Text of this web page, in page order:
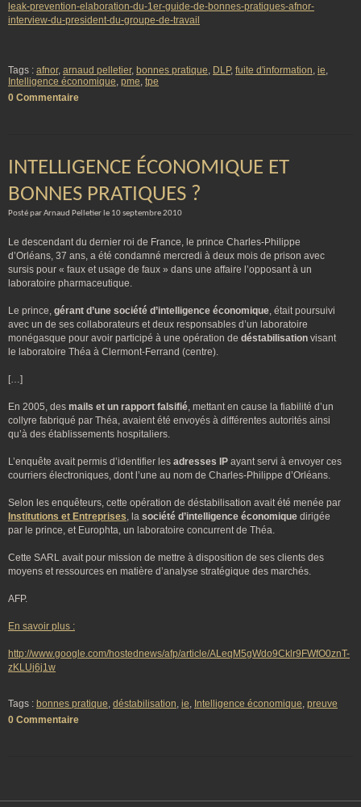
leak-prevention-elaboration-du-1er-guide-de-bonnes-pratiques-afnor-
interview-du-president-du-groupe-de-travail
Tags : afnor, arnaud pelletier, bonnes pratique, DLP, fuite d'information, ie,
Intelligence économique, pme, tpe
0 Commentaire
INTELLIGENCE ÉCONOMIQUE ET
BONNES PRATIQUES ?
Posté par Arnaud Pelletier le 10 septembre 2010
Le descendant du dernier roi de France, le prince Charles-Philippe
d’Orléans, 37 ans, a été condamné mercredi à deux mois de prison avec
sursis pour « faux et usage de faux » dans une affaire l’opposant à un
laboratoire pharmaceutique.
Le prince, gérant d’une société d’intelligence économique, était poursuivi
avec un de ses collaborateurs et deux responsables d’un laboratoire
monégasque pour avoir participé à une opération de déstabilisation visant
le laboratoire Théa à Clermont-Ferrand (centre).
[…]
En 2005, des mails et un rapport falsifié, mettant en cause la fiabilité d’un
collyre fabriqué par Théa, avaient été envoyés à différentes autorités ainsi
qu’à des établissements hospitaliers.
L’enquête avait permis d’identifier les adresses IP ayant servi à envoyer ces
courriers électroniques, dont l’une au nom de Charles-Philippe d’Orléans.
Selon les enquêteurs, cette opération de déstabilisation avait été menée par
Institutions et Entreprises, la société d’intelligence économique dirigée
par le prince, et Europhta, un laboratoire concurrent de Théa.
Cette SARL avait pour mission de mettre à disposition de ses clients des
moyens et ressources en matière d’analyse stratégique des marchés.
AFP.
En savoir plus :
http://www.google.com/hostednews/afp/article/ALeqM5gWdo9Cklr9FWfO0znT-
zKLUj6j1w
Tags : bonnes pratique, déstabilisation, ie, Intelligence économique, preuve
0 Commentaire